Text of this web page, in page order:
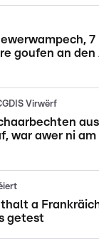
7
goufen an
Virwërf
war awer ni am
a
getest